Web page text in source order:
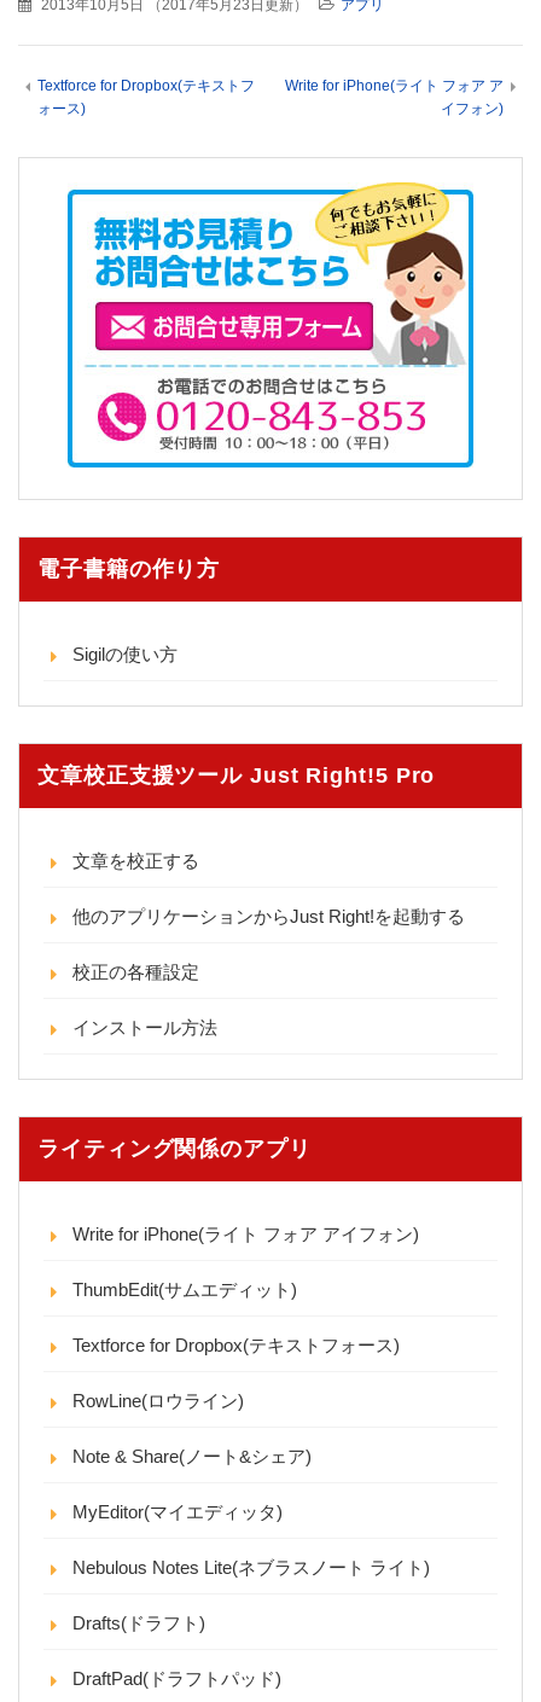
2013年10月5日 （ 2017年5月23日更新） アプリ
Textforce for Dropbox(テキストフ
ォース)
Write for iPhone(ライト フォア ア
イフォン)
電子書籍の作り方
Sigilの使い方
文章校正支援ツール Just Right!5 Pro
文章を校正する
他のアプリケーションからJust Right!を起動する
校正の各種設定
インストール方法
ライティング関係のアプリ
Write for iPhone(ライト フォア アイフォン)
ThumbEdit(サムエディット)
Textforce for Dropbox(テキストフォース)
RowLine(ロウライン)
Note & Share(ノート&シェア)
MyEditor(マイエディッタ)
Nebulous Notes Lite(ネブラスノート ライト)
Drafts(ドラフト)
DraftPad(ドラフトパッド)